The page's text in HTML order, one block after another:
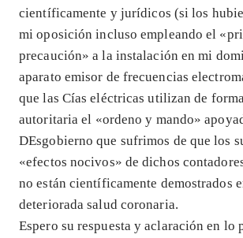
científicamente y jurídicos (si los
mi oposición incluso empleando el
precaución» a la instalación en mi
aparato emisor de frecuencias
que las Cías eléctricas utilizan de
autoritaria el «ordeno y mando»
DEsgobierno que sufrimos de que los
«efectos nocivos» de dichos
no están científicamente demostrados
deteriorada salud coronaria.
Espero su respuesta y aclaración en lo